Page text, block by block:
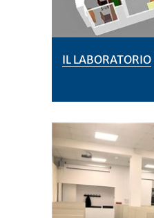
IL LABORATORIO